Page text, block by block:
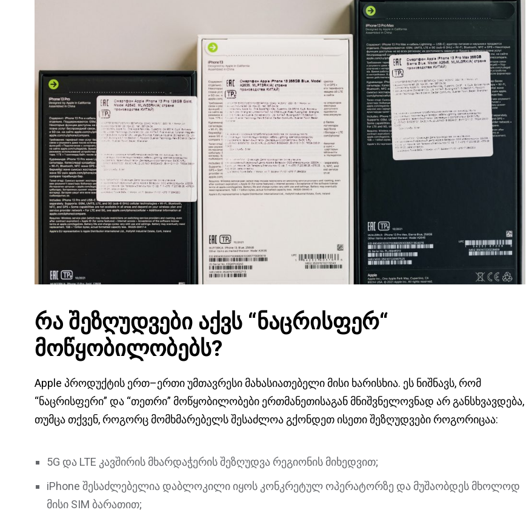
რა შეზღუდვები აქვს “ნაცრისფერ“
მოწყობილობებს?
Apple პროდუქტის ერთ–ერთი უმთავრესი მახასიათებელი მისი ხარისხია. ეს ნიშნავს, რომ
“ნაცრისფერი” და “თეთრი” მოწყობილობები ერთმანეთისაგან მნიშვნელოვნად არ განსხვავდება,
თუმცა თქვენ, როგორც მომხმარებელს შესაძლოა გქონდეთ ისეთი შეზღუდვები როგორიცაა:
5G და LTE კავშირის მხარდაჭერის შეზღუდვა რეგიონის მიხედვით;
iPhone შესაძლებელია დაბლოკილი იყოს კონკრეტულ ოპერატორზე და მუშაობდეს მხოლოდ
მისი SIM ბარათით;